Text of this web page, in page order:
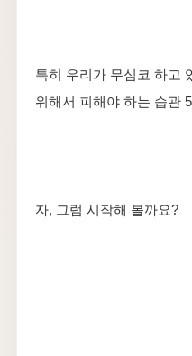
특히 우리가 무심코 하고
위해서 피해야 하는 습관
자, 그럼 시작해 볼까요?